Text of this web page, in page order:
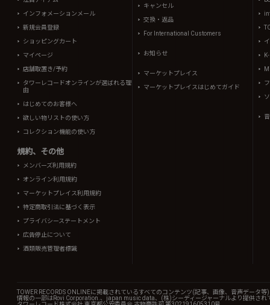
インフォメーションメール
新規会員登録
ショッピングカート
マイページ
店舗取置き/予約
タワーレコードオンラインが選ばれる理
由
はじめてのお客様へ
欲しい物リストの使い方
コレクション機能の使い方
規約、その他
メンバーズ利用規約
オンライン利用規約
マーケットプレイス利用規約
特定商取引法に基づく表示
プライバシーステートメント
広告停止について
酒類販売管理者標識
キャンセル
交換・返品
For International Customers
お知らせ
マーケットプレイス
マーケットプレイスはじめてガイド
TOWER RECORDS ONLINEに掲載されているすべてのコンテンツ(記事、画像、音声データ
情報の一部はRovi Corporation.、japan music data、(株)シーディージャーナルより提供され